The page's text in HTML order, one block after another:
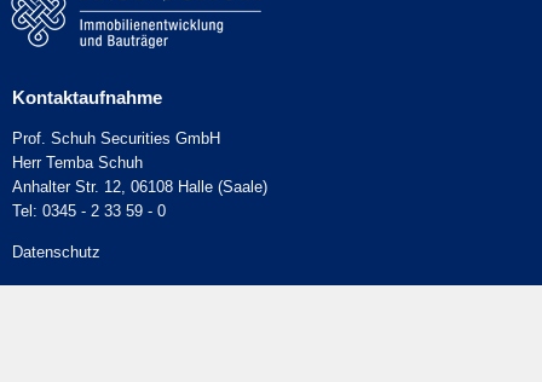
Kontaktaufnahme
Prof. Schuh Securities GmbH
Herr Temba Schuh
Anhalter Str. 12, 06108 Halle (Saale)
Tel: 0345 - 2 33 59 - 0
Datenschutz